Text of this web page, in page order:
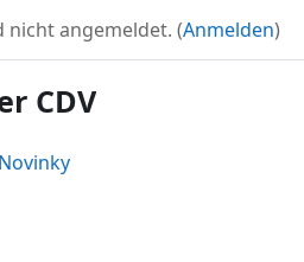
nicht angemeldet. (Anmelden)
CDV
Novinky